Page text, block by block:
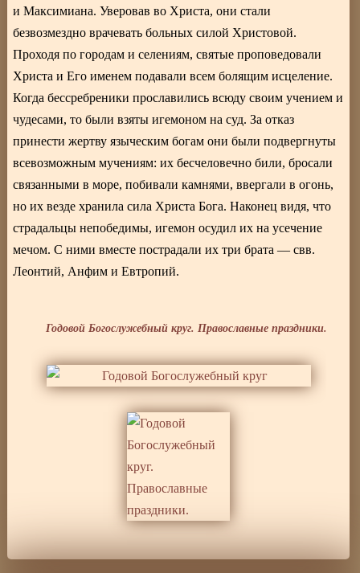
и Максимиана. Уверовав во Христа, они стали
безвозмездно врачевать больных силой Христовой.
Проходя по городам и селениям, святые проповедовали
Христа и Его именем подавали всем болящим исцеление.
Когда бессребреники прославились всюду своим учением и
чудесами, то были взяты игемоном на суд. За отказ
принести жертву языческим богам они были подвергнуты
всевозможным мучениям: их бесчеловечно били, бросали
связанными в море, побивали камнями, ввергали в огонь,
но их везде хранила сила Христа Бога. Наконец видя, что
страдальцы непобедимы, игемон осудил их на усечение
мечом. С ними вместе пострадали их три брата — свв.
Леонтий, Анфим и Евтропий.
Годовой Богослужебный круг. Православные праздники.